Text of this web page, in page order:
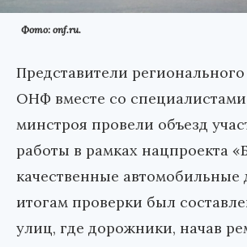
Фото: onf.ru.
Представители
ОНФ вместе со
минстроя провели объезд
работы в рамках нацпроекта
качественные автомобильные
итогам проверки был
улиц, где дорожники, начав